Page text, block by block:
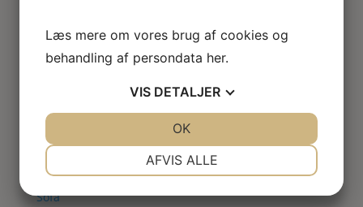
Soveværelse
Natbord
Vitrineskab
Spisebord
Stue
Sofa
Læs mere om vores brug af cookies og
behandling af persondata her.
VIS DETALJER
AFVIS ALLE
OK